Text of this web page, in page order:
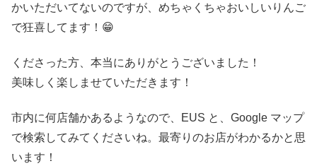
かいただいてないのですが、めちゃくちゃおいしいりんご
で狂喜してます！😁
くださった方、本当にありがとうございました！
美味しく楽しませていただきます！
市内に何店舗かあるようなので、EUS と、Google マップ
で検索してみてくださいね。最寄りのお店がわかるかと思
います！